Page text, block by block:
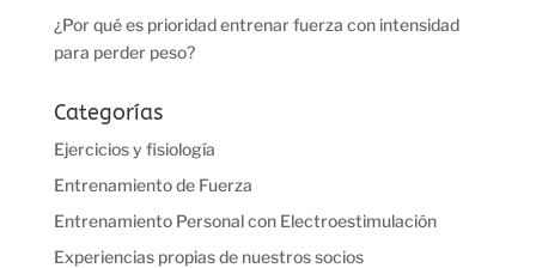
¿Por qué es prioridad entrenar fuerza con intensidad
para perder peso?
Categorías
Ejercicios y fisiología
Entrenamiento de Fuerza
Entrenamiento Personal con Electroestimulación
Experiencias propias de nuestros socios